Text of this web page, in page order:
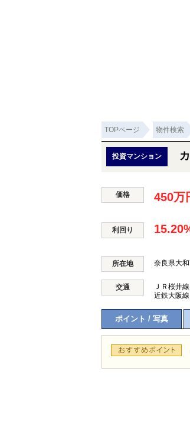
TOPページ 物件検索
投資マンション
価格 450万
利回り
所在地 奈良県大
交通 ＪＲ桜井線
近鉄大阪線
ポイント / 写真